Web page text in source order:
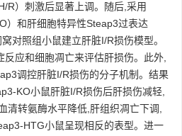
R）刺激后显著上调。随后,采用
）和肝细胞特异性Steap3过表达
对照组小鼠建立肝脏I/R损伤模型。
应和细胞凋亡来评估肝损伤。此外,
调控肝脏I/R损伤的分子机制。结果
KO小鼠肝脏I/R损伤后肝损伤减轻,
清转氨酶水平降低,肝组织凋亡下调,
HTG小鼠呈现相反的表型。进一